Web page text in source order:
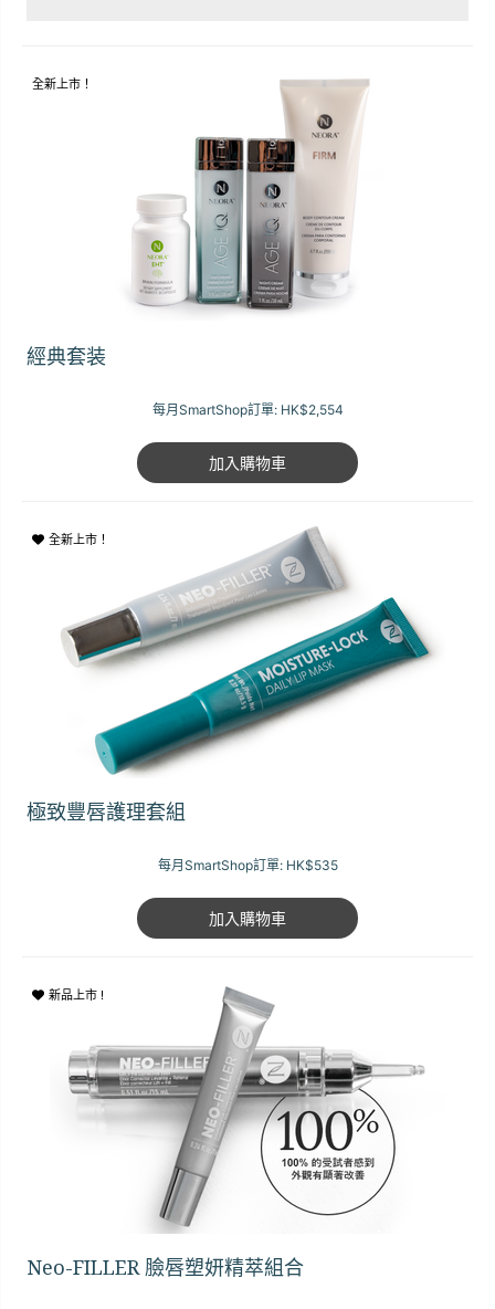
全新上市！
經典套装
每月SmartShop訂單: HK$2,554
加入購物車
全新上市！
極致豐唇護理套組
每月SmartShop訂單: HK$535
加入購物車
新品上市 !
Neo-FILLER 臉唇塑妍精萃組合